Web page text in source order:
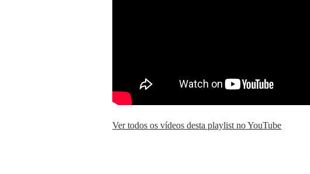
Ver todos os vídeos desta playlist no YouTube